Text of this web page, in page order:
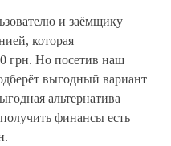
и заёмщику
которая
грн. Но посетив наш
выгодный вариант
альтернатива
финансы есть